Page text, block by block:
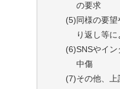
の要求
(5)同様の要
り返し等
(6)SNSやイ
中傷
(7)その他、